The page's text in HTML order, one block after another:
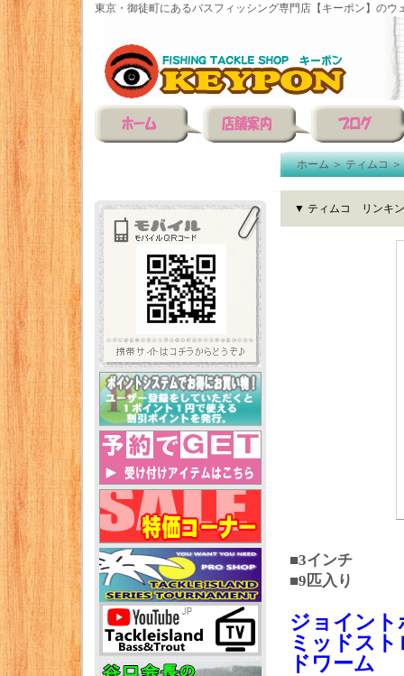
東京・御徒町にあるバスフィッシング専門店【キーポン】のウ
ホーム＞ティムコ＞
▼ ティムコ リンキン
■3インチ
■9匹入り
ジョイン
ミッドス
ドワーム